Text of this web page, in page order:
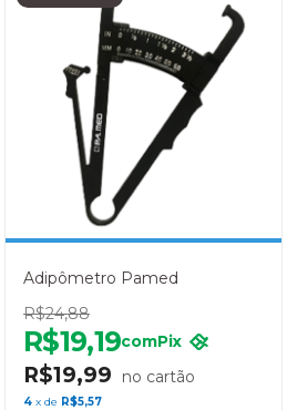
Adipômetro Pamed
R$24,88
R$19,99
R$19,19comPix
4 x de R$5,57